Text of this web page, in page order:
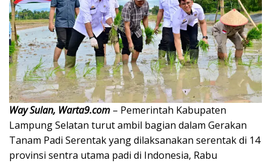
Way Sulan, Warta9.com – Pemerintah Kabupaten
Lampung Selatan turut ambil bagian dalam Gerakan
Tanam Padi Serentak yang dilaksanakan serentak di 14
provinsi sentra utama padi di Indonesia, Rabu